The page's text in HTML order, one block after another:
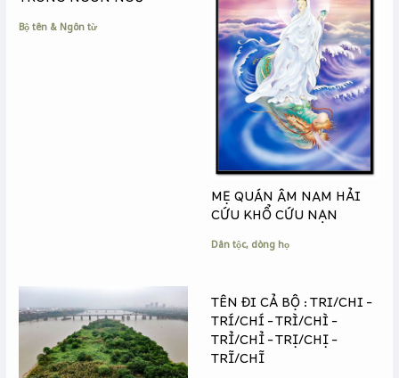
Bộ tên & Ngôn từ
MẸ QUÁN ÂM NAM HẢI
CỨU KHỔ CỨU NẠN
Dân tộc, dòng họ
TÊN ĐI CẢ BỘ : TRI/CHI –
TRÍ/CHÍ – TRÌ/CHÌ –
TRỈ/CHỈ – TRỊ/CHỊ –
TRĨ/CHĨ